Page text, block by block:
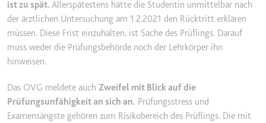
Ablauf:
2 Jahre
Typ:
HTTP-Cookie
Anbieter:
smartlaw.de
Zweck:
Wird verwendet, um die Effizienz
ist zu spät. Allerspätestens hätte die Studentin unmittelbar nach
der ärztlichen Untersuchung am 1.2.2021 den Rücktritt erklären
müssen. Diese Frist einzuhalten, ist Sache des Prüflings. Darauf
muss weder die Prüfungsbehörde noch der Lehrkörper ihn
hinweisen.
Das OVG meldete auch Zweifel mit Blick auf die
Prüfungsunfähigkeit an sich an. Prüfungsstress und
Examensängste gehören zum Risikobereich des Prüflings. Die mit